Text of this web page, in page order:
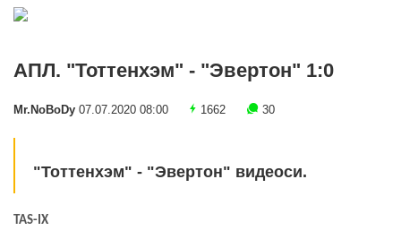
АПЛ. "Тоттенхэм" - "Эвертон" 1:0
Mr.NoBoDy 07.07.2020 08:00 1662 30
"Тоттенхэм" - "Эвертон" видеоси.
TAS-IX